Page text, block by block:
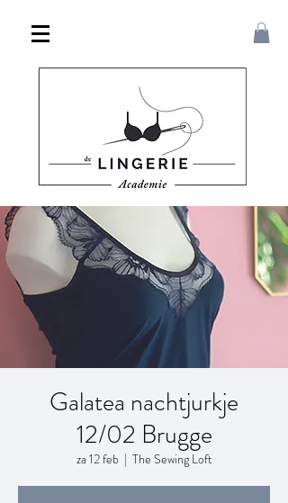
Galatea nachtjurkje
12/02 Brugge
za 12 feb
  |
The Sewing Loft